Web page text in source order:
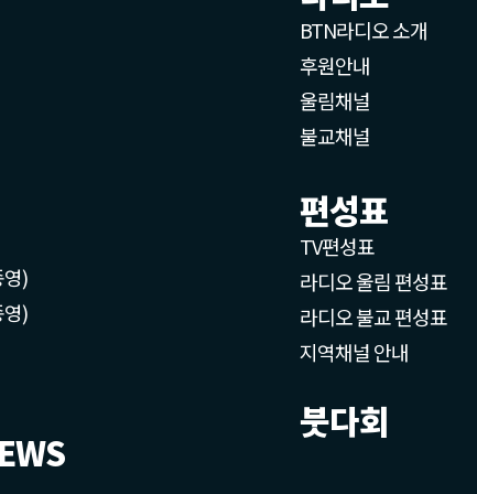
)
)
BTN라디오 소개
후원안내
울림채널
불교채널
편성표
TV편성표
라디오 울림 편성표
라디오 불교 편성표
지역채널 안내
붓다회